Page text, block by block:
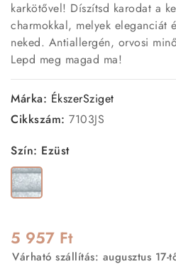
karkötővel! Díszítsd karodat a
charmokkal, melyek eleganciát
neked. Antiallergén, orvosi
Lepd meg magad ma!
Márka: ÉkszerSziget
Cikkszám: 7103JS
Szín: Ezüst
Ezüst
5 957 Ft
Várható szállítás: augusztus 17-